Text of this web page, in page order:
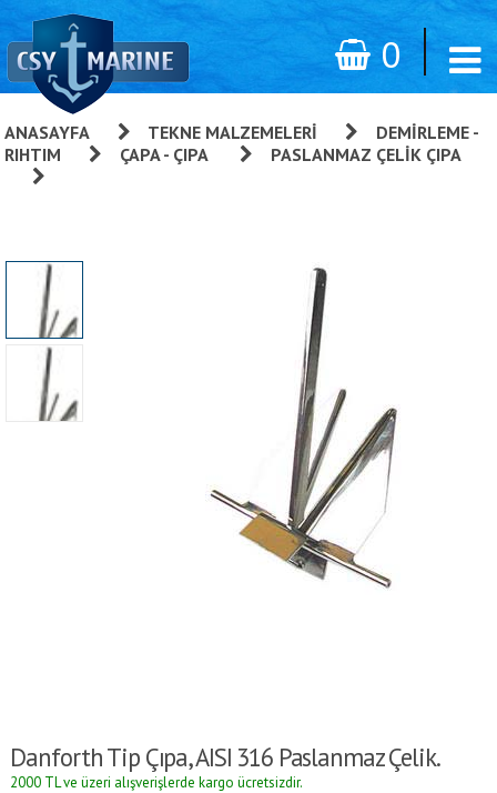
0
ANASAYFA TEKNE MALZEMELERI
DEMIRLEME -
RIHTIM
ÇAPA - ÇIPA
PASLANMAZ ÇELIK ÇIPA
Danforth Tip Çıpa, AISI 316 Paslanmaz Çelik.
2000 TL ve üzeri alışverişlerde kargo ücretsizdir.